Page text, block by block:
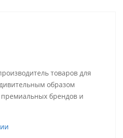
товаров для
образом
премиальных брендов и